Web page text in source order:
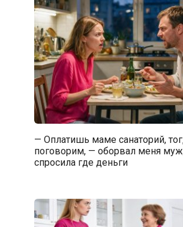
— Оплатишь маме санаторий,
поговорим, — оборвал меня
спросила где деньги